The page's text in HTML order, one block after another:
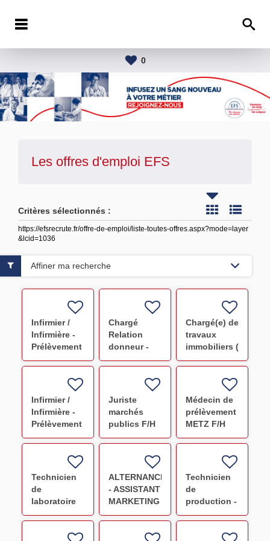
0
Les offres d'emploi EFS
Critères sélectionnés :
https://efsrecrute.fr/offre-de-emploi/liste-toutes-offres.aspx?mode=layer
&lcid=1036
Infirmier /
Infirmière -
Prélèvement
F/H
Chargé
Relation
donneur -
Création de
Chargé(e) de
travaux
immobiliers (
Ivry Siège )
Infirmier /
Infirmière -
Prélèvement
CDI METZ
Juriste
marchés
publics F/H
Médecin de
prélèvement
METZ F/H
Technicien
de
laboratoire
(Paris
ALTERNANCE
- ASSISTANT
MARKETING
F/H
Technicien
de
production -
Préparation
Affiner ma recherche